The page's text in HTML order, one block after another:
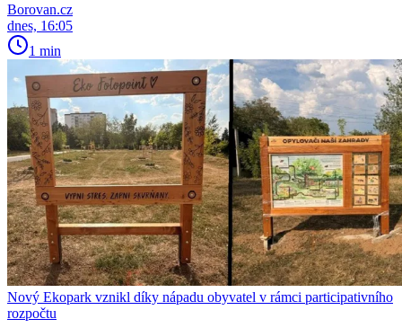
Borovan.cz
dnes, 16:05
1 min
Nový Ekopark vznikl díky nápadu obyvatel v rámci participativního
rozpočtu